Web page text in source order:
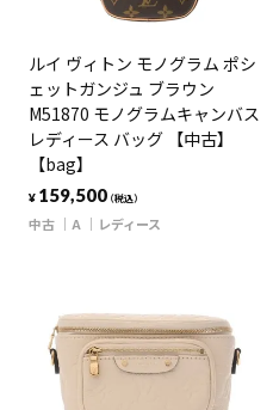
ルイ ヴィトン モノグラム ポシ
ェットガンジュ ブラウン
M51870 モノグラムキャンバス
レディース バッグ 【中古】
【bag】
¥ 159,500（税込）
中古 A レディース